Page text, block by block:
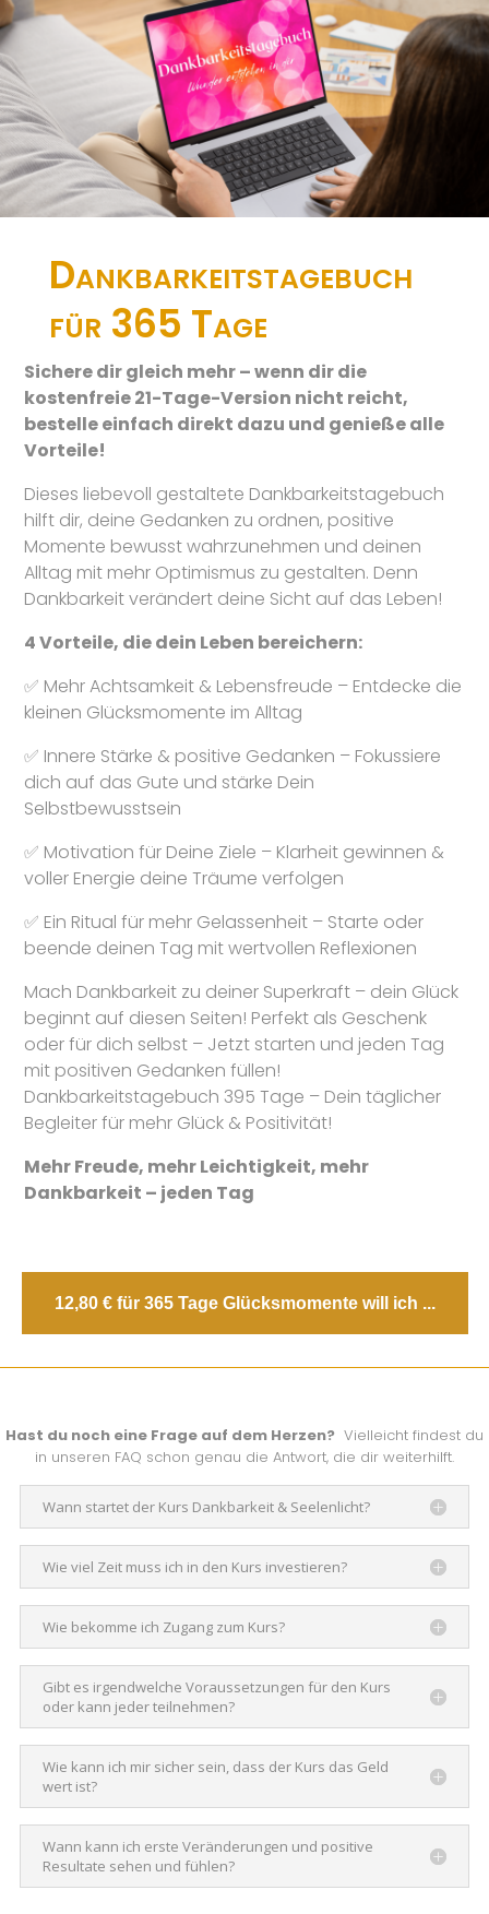
Dankbarkeitstagebuch
für 365 Tage
Sichere dir gleich mehr – wenn dir die
kostenfreie 21-Tage-Version nicht reicht,
bestelle einfach direkt dazu und genieße alle
Vorteile!
Dieses liebevoll gestaltete Dankbarkeitstagebuch
hilft dir, deine Gedanken zu ordnen, positive
Momente bewusst wahrzunehmen und deinen
Alltag mit mehr Optimismus zu gestalten. Denn
Dankbarkeit verändert deine Sicht auf das Leben!
4 Vorteile, die dein Leben bereichern:
✅ Mehr Achtsamkeit & Lebensfreude – Entdecke die
kleinen Glücksmomente im Alltag
✅ Innere Stärke & positive Gedanken – Fokussiere
dich auf das Gute und stärke Dein
Selbstbewusstsein
✅ Motivation für Deine Ziele – Klarheit gewinnen &
voller Energie deine Träume verfolgen
✅ Ein Ritual für mehr Gelassenheit – Starte oder
beende deinen Tag mit wertvollen Reflexionen
Mach Dankbarkeit zu deiner Superkraft – dein Glück
beginnt auf diesen Seiten! Perfekt als Geschenk
oder für dich selbst – Jetzt starten und jeden Tag
mit positiven Gedanken füllen!
Dankbarkeitstagebuch 395 Tage – Dein täglicher
Begleiter für mehr Glück & Positivität!
Mehr Freude, mehr Leichtigkeit, mehr
Dankbarkeit – jeden Tag
12,80 € für 365 Tage Glücksmomente will ich ...
Hast du noch eine Frage auf dem Herzen? Vielleicht findest du
in unseren FAQ schon genau die Antwort, die dir weiterhilft.
Wann startet der Kurs Dankbarkeit & Seelenlicht?
Wie viel Zeit muss ich in den Kurs investieren?
Wie bekomme ich Zugang zum Kurs?
Gibt es irgendwelche Voraussetzungen für den Kurs
oder kann jeder teilnehmen?
Wie kann ich mir sicher sein, dass der Kurs das Geld
wert ist?
Wann kann ich erste Veränderungen und positive
Resultate sehen und fühlen?